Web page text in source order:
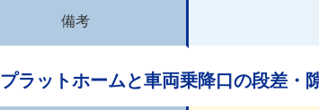
備考
プラットホームと車両乗降口の段差・